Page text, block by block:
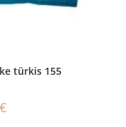
türkis 155
€